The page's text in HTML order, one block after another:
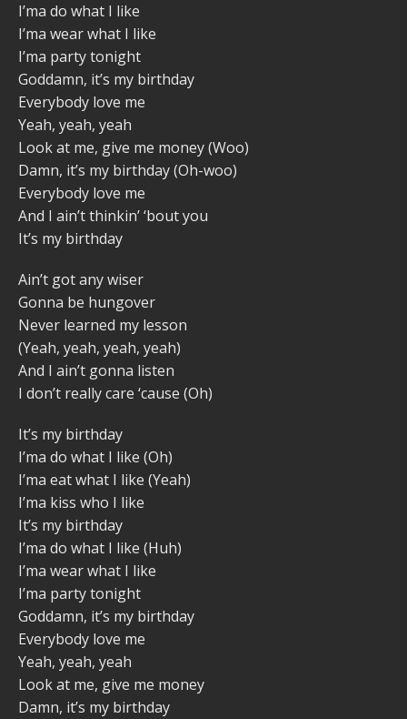
I’ma do what I like
I’ma wear what I like
I’ma party tonight
Goddamn, it’s my birthday
Everybody love me
Yeah, yeah, yeah
Look at me, give me money (Woo)
Damn, it’s my birthday (Oh-woo)
Everybody love me
And I ain’t thinkin’ ‘bout you
It’s my birthday
Ain’t got any wiser
Gonna be hungover
Never learned my lesson
(Yeah, yeah, yeah, yeah)
And I ain’t gonna listen
I don’t really care ‘cause (Oh)
It’s my birthday
I’ma do what I like (Oh)
I’ma eat what I like (Yeah)
I’ma kiss who I like
It’s my birthday
I’ma do what I like (Huh)
I’ma wear what I like
I’ma party tonight
Goddamn, it’s my birthday
Everybody love me
Yeah, yeah, yeah
Look at me, give me money
Damn, it’s my birthday